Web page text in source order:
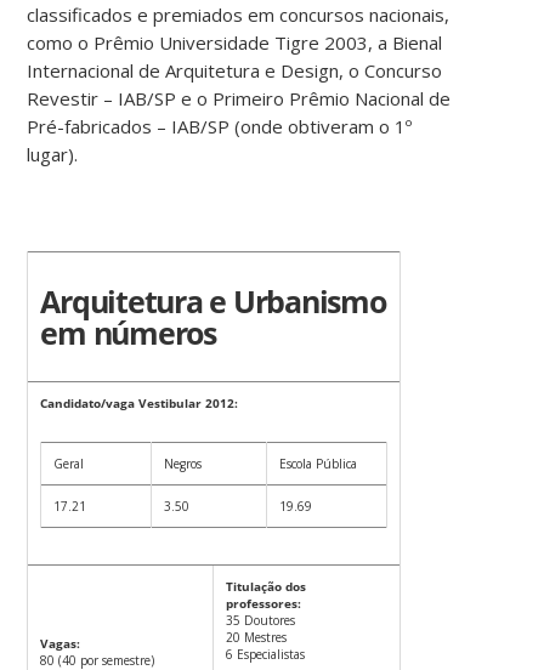
classificados e premiados em concursos nacionais,
como o Prêmio Universidade Tigre 2003, a Bienal
Internacional de Arquitetura e Design, o Concurso
Revestir – IAB/SP e o Primeiro Prêmio Nacional de
Pré-fabricados – IAB/SP (onde obtiveram o 1º
lugar).
Arquitetura e Urbanismo
em números
Candidato/vaga Vestibular 2012:
Geral Negros Escola Pública
17.21 3.50 19.69
Vagas:
80 (40 por semestre)
Titulação dos
professores:
35 Doutores
20 Mestres
6 Especialistas